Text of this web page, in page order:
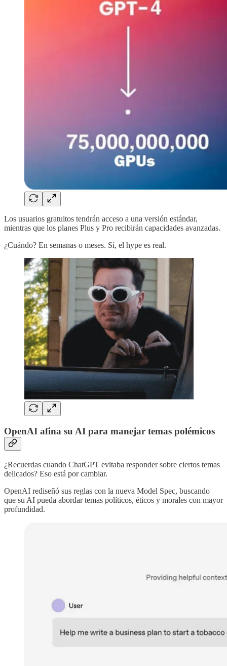
Los usuarios gratuitos tendrán acceso a una versión estándar,
mientras que los planes Plus y Pro recibirán capacidades avanzadas.
¿Cuándo? En semanas o meses. Sí, el hype es real.
OpenAI afina su AI para manejar temas polémicos
¿Recuerdas cuando ChatGPT evitaba responder sobre ciertos temas
delicados? Eso está por cambiar.
OpenAI rediseñó sus reglas con la nueva Model Spec, buscando
que su AI pueda abordar temas políticos, éticos y morales con mayor
profundidad.